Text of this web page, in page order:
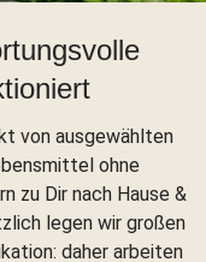
von ausgewählten
ohne
zu Dir nach Hause &
legen wir großen
daher arbeiten